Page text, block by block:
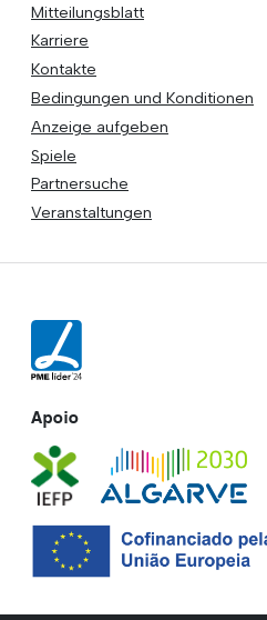
Mitteilungsblatt
Karriere
Kontakte
Bedingungen und Konditionen
Anzeige aufgeben
Spiele
Partnersuche
Veranstaltungen
Apoio